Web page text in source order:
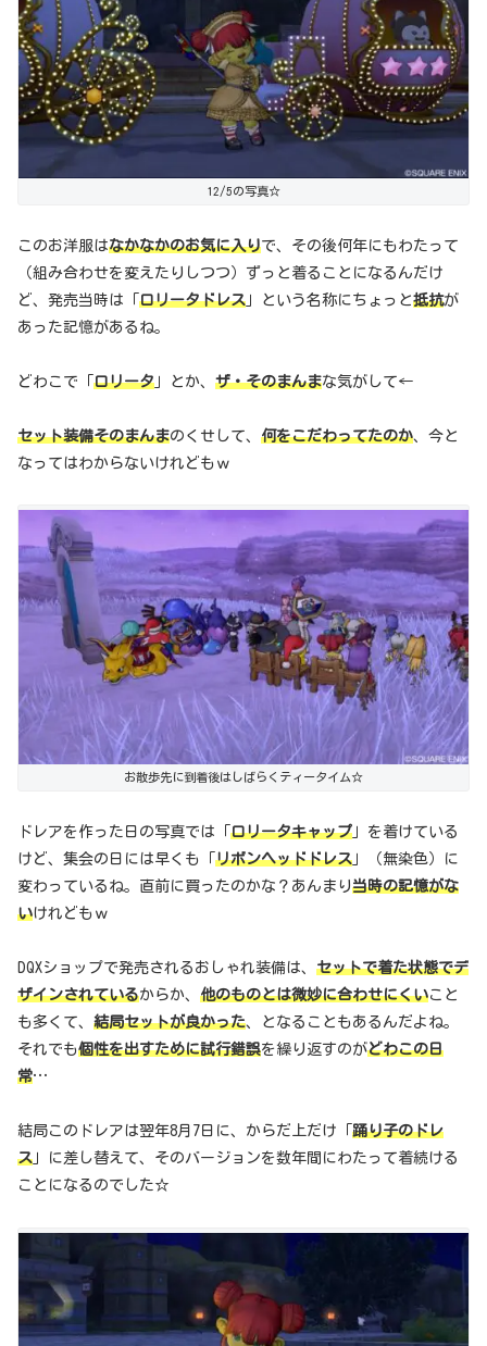
12/5の写真☆
このお洋服はなかなかのお気に入りで、その後何年にもわたって
（組み合わせを変えたりしつつ）ずっと着ることになるんだけ
ど、発売当時は「 ロリータドレス 」という名称にちょっと抵抗が
あった記憶があるね。
どわこで「 ロリータ 」とか、 ザ・そのまんまな気がして←
セット装備そのまんまのくせして、 何をこだわってたのか、今と
なってはわからないけれどもｗ
お散歩先に到着後はしばらくティータイム☆
ドレアを作った日の写真では「 ロリータキャップ 」を着けている
けど、集会の日には早くも「 リボンヘッドドレス 」（無染色）に
変わっているね。直前に買ったのかな？あんまり当時の記憶がな
いけれどもｗ
DQXショップで発売されるおしゃれ装備は、 セットで着た状態でデ
ザインされているからか、 他のものとは微妙に合わせにくいこと
も多くて、 結局セットが良かった、となることもあるんだよね。
それでも個性を出すために試行錯誤を繰り返すのがどわこの日
常…
結局このドレアは翌年8月7日に、からだ上だけ「 踊り子のドレ
ス 」に差し替えて、そのバージョンを数年間にわたって着続ける
ことになるのでした☆